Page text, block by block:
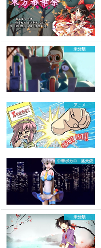
未分類
アニメ
中華ボカロ 洛天依
未分類